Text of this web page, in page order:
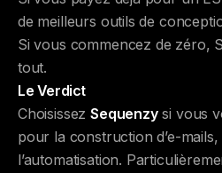
de meilleurs outils de
Si vous commencez de zéro,
tout.
Le Verdict
ChoisissezSequenzysi vous
pour la construction d’e-mails,
l’automatisation.